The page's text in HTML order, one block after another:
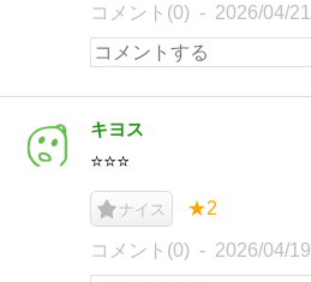
コメント(0) 2026/04/21
キヨス
⭐️⭐️⭐️
ナイス ★2
コメント(0) 2026/04/19